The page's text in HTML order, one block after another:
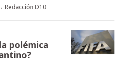
· Redacción D10
polémica